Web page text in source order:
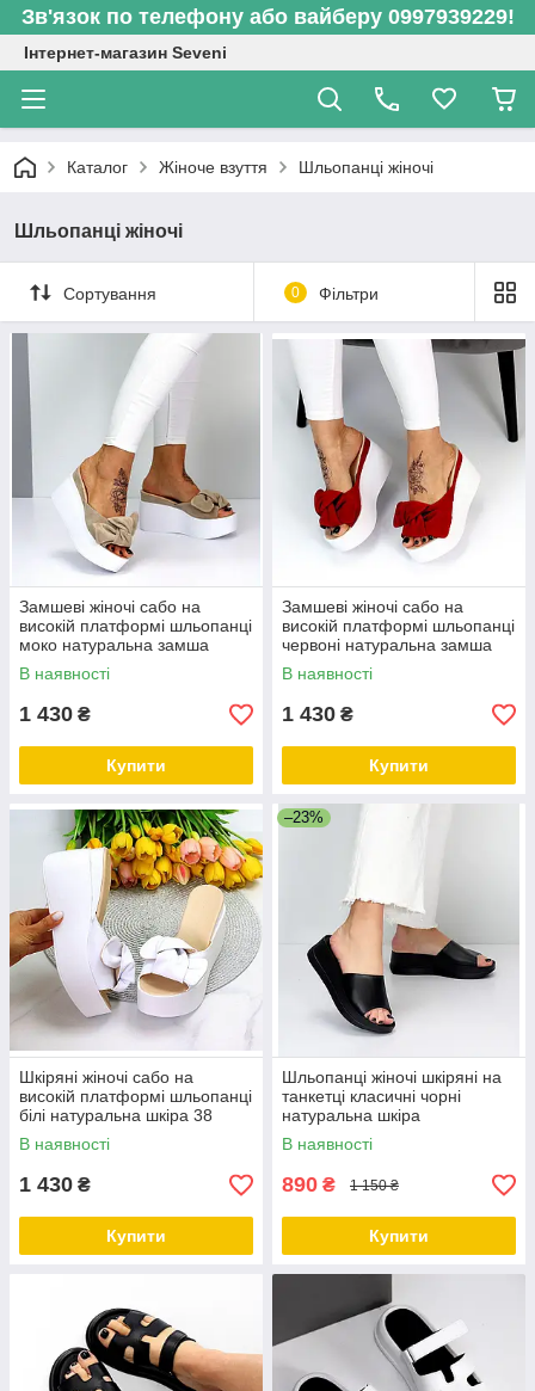
Зв'язок по телефону або вайберу 0997939229!
Інтернет-магазин Seveni
Каталог Жіноче взуття Шльопанці жіночі
Шльопанці жіночі
Сортування 0 Фільтри
Замшеві жіночі сабо на
високій платформі шльопанці
моко натуральна замша
В наявності
1 430 ₴
Купити
Замшеві жіночі сабо на
високій платформі шльопанці
червоні натуральна замша
В наявності
1 430 ₴
Купити
Шкіряні жіночі сабо на
високій платформі шльопанці
білі натуральна шкіра 38
В наявності
1 430 ₴
Купити
–23%
Шльопанці жіночі шкіряні на
танкетці класичні чорні
натуральна шкіра
В наявності
890 ₴ 1 150 ₴
Купити